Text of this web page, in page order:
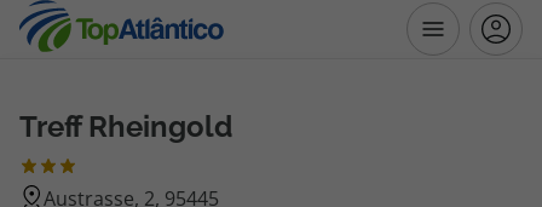
Destinos
Treff Rheingold
Austrasse, 2, 95445